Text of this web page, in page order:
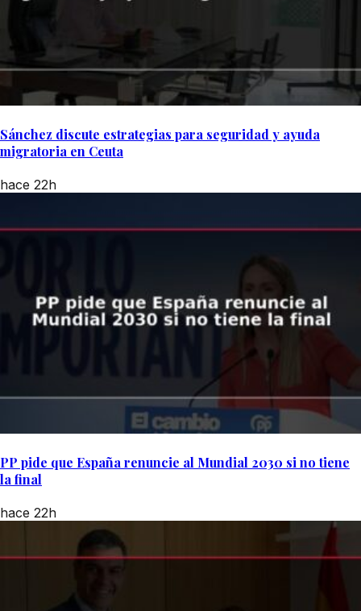
Sánchez discute estrategias para seguridad y ayuda
migratoria en Ceuta
hace 22h
PP pide que España renuncie al Mundial 2030 si no tiene
la final
hace 22h